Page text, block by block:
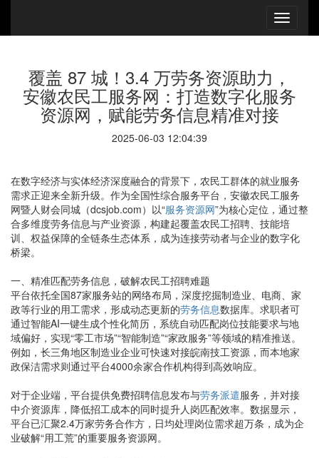
覆盖 87 城！3.4 万劳务资源助力，
安徽农民工服务网：打造数字化服务
资源网，赋能劳务信息精准对接
2025-06-03 12:04:39
在数字经济与实体经济深度融合的背景下，农民工群体的就业服务
需求正迎来全新升级。作为全国性综合服务平台，安徽农民工服务
网暨人财会同城（dcsjob.com）以“服务资源网”为核心定位，通过整
合多维度劳务信息与产业资源，构建起覆盖农民工招聘、技能培
训、权益保障的全链条生态体系，成为连接劳动者与企业的数字化
桥梁。
一、精准匹配劳务信息，破解农民工招聘难题
平台依托全国87家服务站的网络布局，深度挖掘制造业、电商、家
政等行业的用工需求，形成动态更新的劳务信息数据库。求职者可
通过智能AI一键生成个性化简历，系统自动匹配岗位技能要求与地
域偏好，实现“零工市场”“智能制造”“家政服务”等领域的精准推送。
例如，长三角地区制造业企业可快速对接皖南技工资源，而本地家
政保洁需求则通过平台4000余家合作机构得到高效响应。
对于企业端，平台提供免费招聘信息发布与劳务派遣服务，并对接
中介资源库，降低招工成本的同时提升人岗匹配效率。数据显示，
平台已汇聚2.4万家劳务合作方，日均处理岗位需求超万条，成为企
业破解“用工荒”的重要服务资源网。